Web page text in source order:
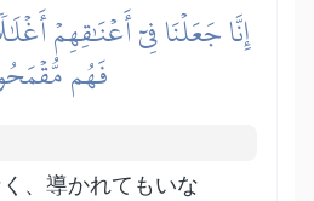
إِنَّا جَعَلۡنَا فِيٓ أَعۡنَٰقِهِمۡ
فَهُم
、導かれてもいな